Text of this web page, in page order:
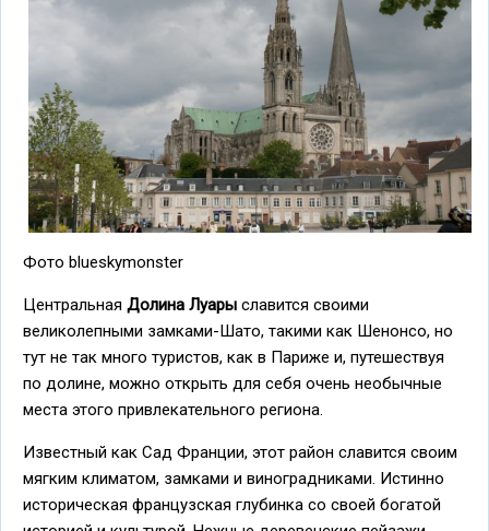
Фото blueskymonster
Центральная Долина Луары славится своими
великолепными замками-Шато, такими как Шенонсо, но
тут не так много туристов, как в Париже и, путешествуя
по долине, можно открыть для себя очень необычные
места этого привлекательного региона.
Известный как Сад Франции, этот район славится своим
мягким климатом, замками и виноградниками. Истинно
историческая французская глубинка со своей богатой